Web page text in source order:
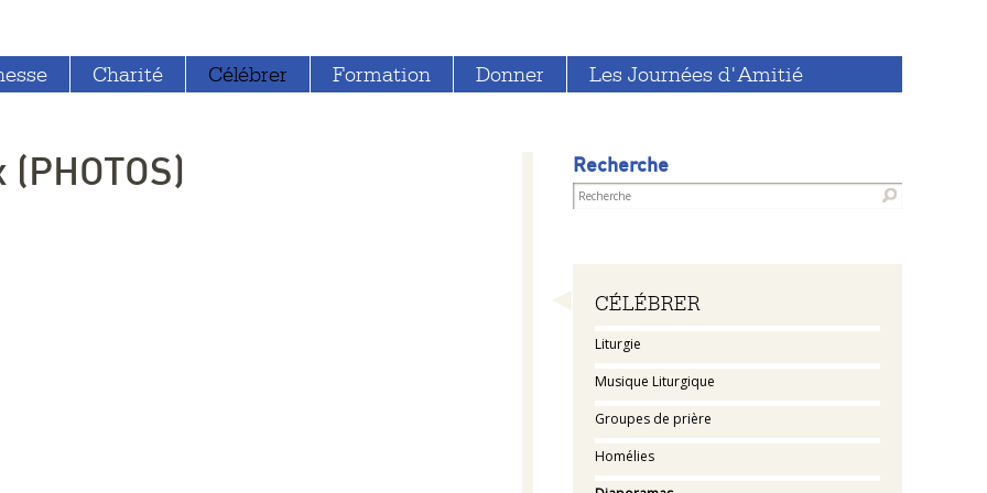
Charité Célébrer Formation Donner Les Journées d'Amitié
Recherche
Navigation
CÉLÉBRER
Liturgie
Musique Liturgique
Groupes de prière
Homélies